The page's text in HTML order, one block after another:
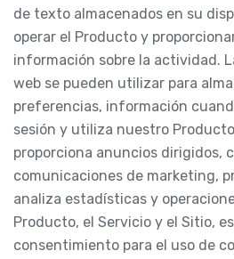
de texto almacenados en su
operar el Producto y
información sobre la actividad.
web se pueden utilizar para
preferencias, información
sesión y utiliza nuestro
proporciona anuncios dirigidos,
comunicaciones de marketing,
analiza estadísticas y
Producto, el Servicio y el Sitio,
consentimiento para el uso de